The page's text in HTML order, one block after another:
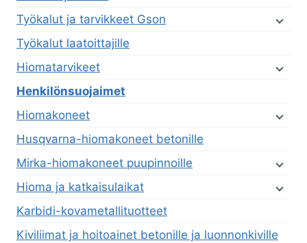
Työkalut ja tarvikkeet Gson
Työkalut laatoittajille
Hiomatarvikeet
Henkilönsuojaimet
Hiomakoneet
Husqvarna-hiomakoneet betonille
Mirka-hiomakoneet puupinnoille
Hioma ja katkaisulaikat
Karbidi-kovametallituotteet
Kiviliimat ja hoitoainet betonille ja luonnonkiville